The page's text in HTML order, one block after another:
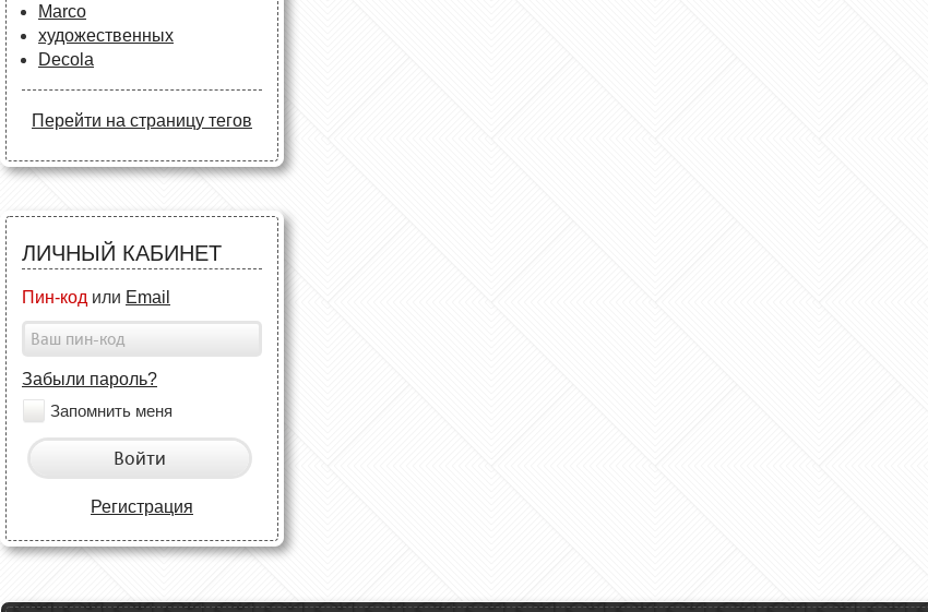
Marco
художественных
Decola
Перейти на страницу тегов
ЛИЧНЫЙ КАБИНЕТ
Пин-код или Email
Забыли пароль?
Запомнить меня
Войти
Регистрация